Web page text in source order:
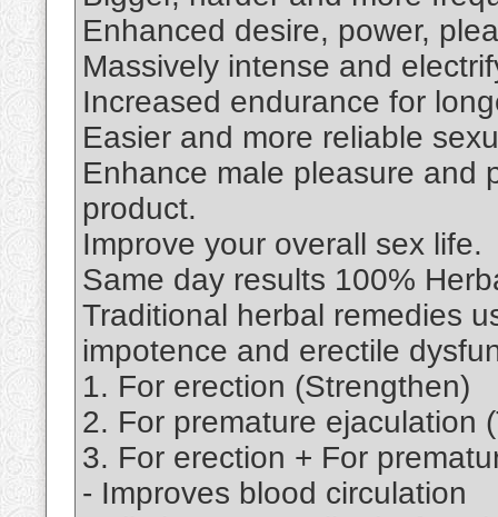
Enhanced desire, power,
Massively intense and
Increased endurance for
Easier and more reliable
Enhance male pleasure and
product.
Improve your overall sex life.
Same day results 100%
Traditional herbal remedies
impotence and erectile
1. For erection (Strengthen)
2. For premature ejaculation
3. For erection + For
- Improves blood circulation